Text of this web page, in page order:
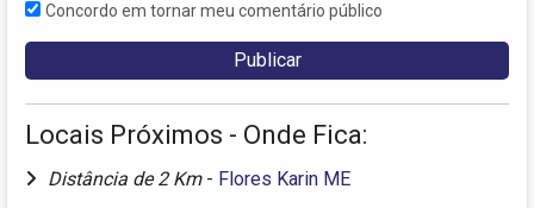
Concordo em tornar meu comentário público
Locais Próximos - Onde Fica:
Distância de 2 Km - Flores Karin ME